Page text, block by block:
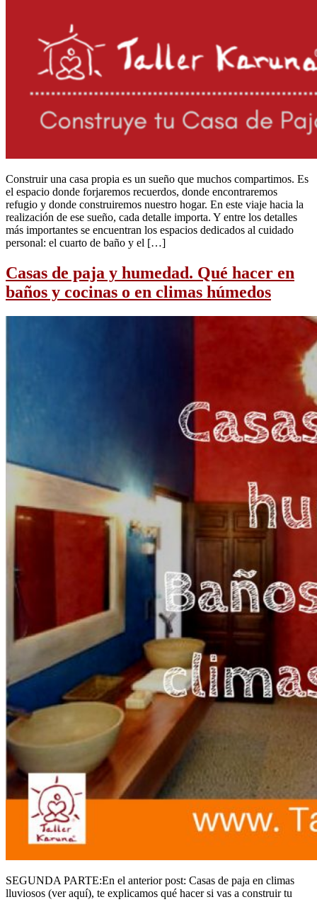
Construir una casa propia es un sueño que muchos compartimos. Es
el espacio donde forjaremos recuerdos, donde encontraremos
refugio y donde construiremos nuestro hogar. En este viaje hacia la
realización de ese sueño, cada detalle importa. Y entre los detalles
más importantes se encuentran los espacios dedicados al cuidado
personal: el cuarto de baño y el […]
Casas de paja y humedad. Qué hacer en
baños y cocinas o en climas húmedos
SEGUNDA PARTE:​En el anterior post: Casas de paja en climas
lluviosos (ver aquí), te explicamos qué hacer si vas a construir tu